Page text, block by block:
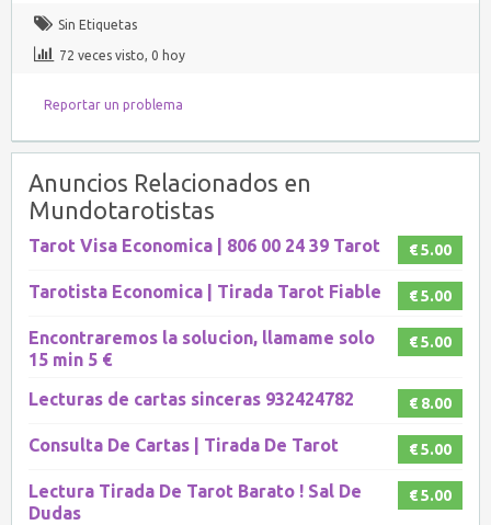
Sin Etiquetas
72 veces visto, 0 hoy
Reportar un problema
Anuncios Relacionados en
Mundotarotistas
€ 5.00
Tarot Visa Economica | 806 00 24 39 Tarot
€ 5.00
Tarotista Economica | Tirada Tarot Fiable
€ 5.00
Encontraremos la solucion, llamame solo
15 min 5 €
€ 8.00
Lecturas de cartas sinceras 932424782
€ 5.00
Consulta De Cartas | Tirada De Tarot
€ 5.00
Lectura Tirada De Tarot Barato ! Sal De
Dudas